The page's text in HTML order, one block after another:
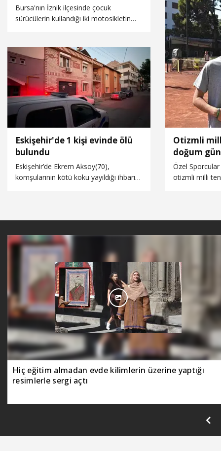
Bursa'nın İznik ilçesinde çocuk
sürücülerin kullandığı iki motosikletin
Eskişehir'de 1 kişi evinde ölü
bulundu
Eskişehir’de Ekrem Aksoy(70),
komşularının kötü koku yayıldığı ihbarı
Otizmli
doğum
Özel Sporcular
otizmli milli
arasında 12
Hiç eğitim almadan evde kilimlerin üzerine yaptığı
resimlerle sergi açtı